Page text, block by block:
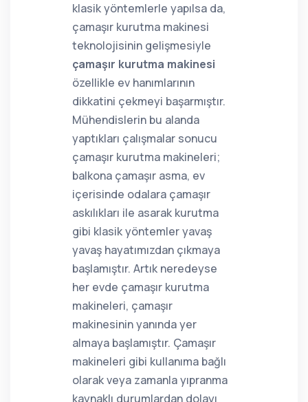
klasik yöntemlerle yapılsa da,
çamaşır kurutma makinesi
teknolojisinin gelişmesiyle
çamaşır kurutma makinesi
özellikle ev hanımlarının
dikkatini çekmeyi başarmıştır.
Mühendislerin bu alanda
yaptıkları çalışmalar sonucu
çamaşır kurutma makineleri;
balkona çamaşır asma, ev
içerisinde odalara çamaşır
askılıkları ile asarak kurutma
gibi klasik yöntemler yavaş
yavaş hayatımızdan çıkmaya
başlamıştır. Artık neredeyse
her evde çamaşır kurutma
makineleri, çamaşır
makinesinin yanında yer
almaya başlamıştır. Çamaşır
makineleri gibi kullanıma bağlı
olarak veya zamanla yıpranma
kaynaklı durumlardan dolayı